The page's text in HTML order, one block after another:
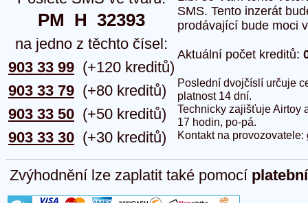
PM  H  32393
na jedno z těchto čísel:
903 33 99
903 33 79
903 33 50
903 33 30
(+120 kreditů)
(+80 kreditů)
(+50 kreditů)
(+30 kreditů)
SMS. Tento inzerát
prodávající bude moci
Aktuální počet kreditů:
Poslední dvojčíslí určuje
platnost 14 dní.
Technicky zajišťuje Airtoy
17 hodin, po-pá.
Kontakt na provozovatele:
Zvýhodnění lze zaplatit také pomocí